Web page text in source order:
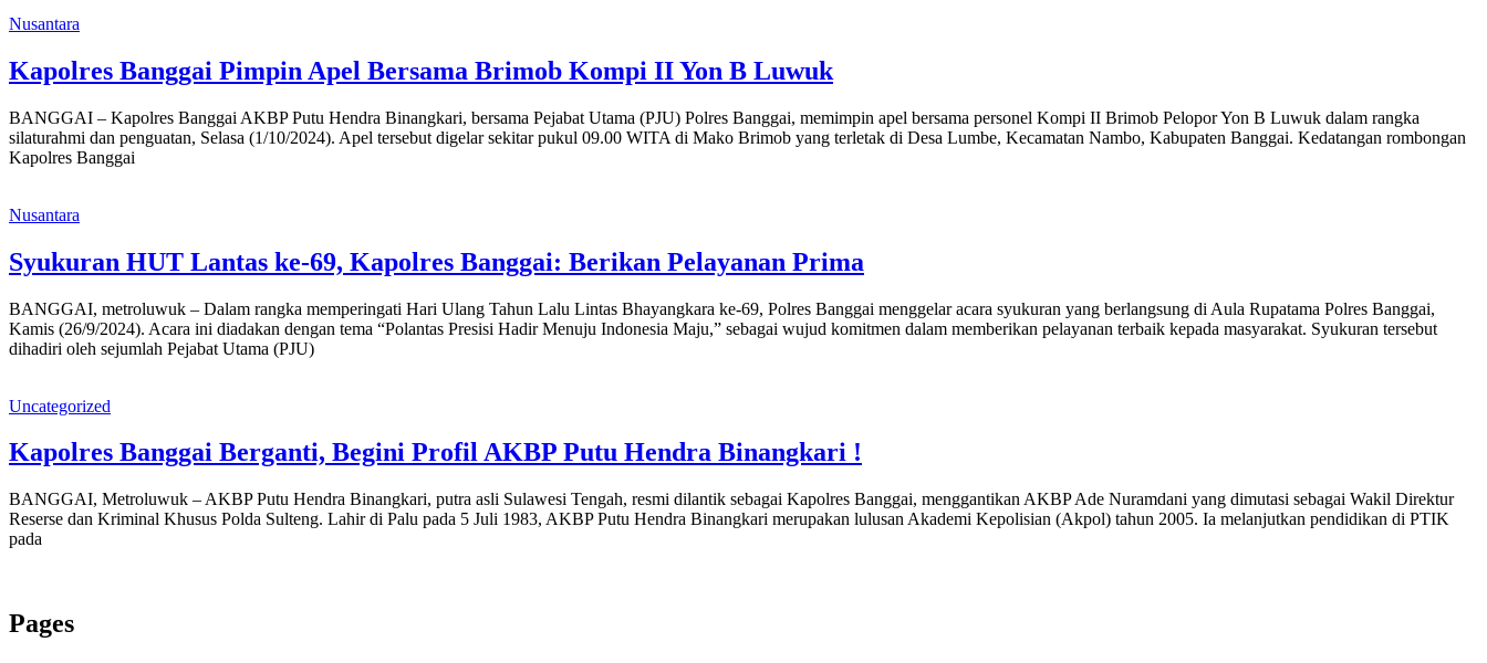
Nusantara
Kapolres Banggai Pimpin Apel Bersama Brimob Kompi II Yon B Luwuk
BANGGAI – Kapolres Banggai AKBP Putu Hendra Binangkari, bersama Pejabat Utama (PJU) Polres Banggai, memimpin apel bersama personel Kompi II Brimob Pelopor Yon B Luwuk dalam rangka
silaturahmi dan penguatan, Selasa (1/10/2024). Apel tersebut digelar sekitar pukul 09.00 WITA di Mako Brimob yang terletak di Desa Lumbe, Kecamatan Nambo, Kabupaten Banggai. Kedatangan rombongan
Kapolres Banggai
Nusantara
Syukuran HUT Lantas ke-69, Kapolres Banggai: Berikan Pelayanan Prima
BANGGAI, metroluwuk – Dalam rangka memperingati Hari Ulang Tahun Lalu Lintas Bhayangkara ke-69, Polres Banggai menggelar acara syukuran yang berlangsung di Aula Rupatama Polres Banggai,
Kamis (26/9/2024). Acara ini diadakan dengan tema “Polantas Presisi Hadir Menuju Indonesia Maju,” sebagai wujud komitmen dalam memberikan pelayanan terbaik kepada masyarakat. Syukuran tersebut
dihadiri oleh sejumlah Pejabat Utama (PJU)
Uncategorized
Kapolres Banggai Berganti, Begini Profil AKBP Putu Hendra Binangkari !
BANGGAI, Metroluwuk – AKBP Putu Hendra Binangkari, putra asli Sulawesi Tengah, resmi dilantik sebagai Kapolres Banggai, menggantikan AKBP Ade Nuramdani yang dimutasi sebagai Wakil Direktur
Reserse dan Kriminal Khusus Polda Sulteng. Lahir di Palu pada 5 Juli 1983, AKBP Putu Hendra Binangkari merupakan lulusan Akademi Kepolisian (Akpol) tahun 2005. Ia melanjutkan pendidikan di PTIK
pada
Pages